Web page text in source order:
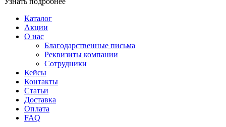
Каталог
Акции
О нас
Благодарственные письма
Реквизиты компании
Сотрудники
Кейсы
Контакты
Статьи
Доставка
Оплата
FAQ